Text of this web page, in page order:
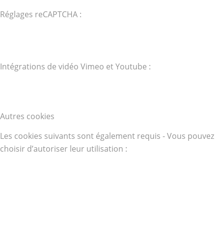
Réglages reCAPTCHA :
Intégrations de vidéo Vimeo et Youtube :
Autres cookies
Les cookies suivants sont également requis - Vous pouvez
choisir d’autoriser leur utilisation :